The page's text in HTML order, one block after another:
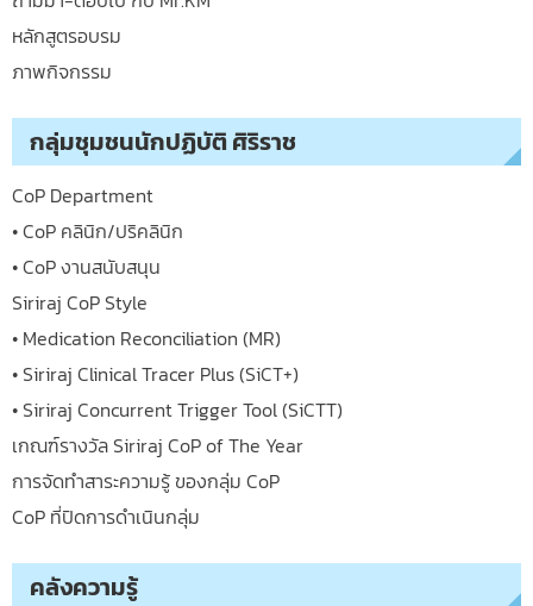
หลักสูตรอบรม
ภาพกิจกรรม
กลุ่มชุมชนนักปฏิบัติ ศิริราช
CoP Department
• CoP คลินิก/ปริคลินิก
• CoP งานสนับสนุน
Siriraj CoP Style
• Medication Reconciliation (MR)
• Siriraj Clinical Tracer Plus (SiCT+)
• Siriraj Concurrent Trigger Tool (SiCTT)
เกณฑ์รางวัล Siriraj CoP of The Year
การจัดทำสาระความรู้ ของกลุ่ม CoP
CoP ที่ปิดการดำเนินกลุ่ม
คลังความรู้